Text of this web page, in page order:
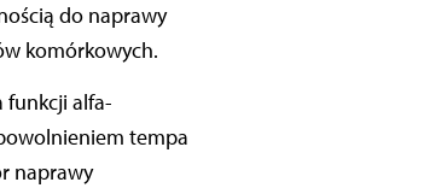
do naprawy
komórkowych.
funkcji alfa-
tempa
naprawy